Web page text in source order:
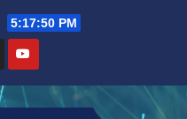
5:17:51 PM